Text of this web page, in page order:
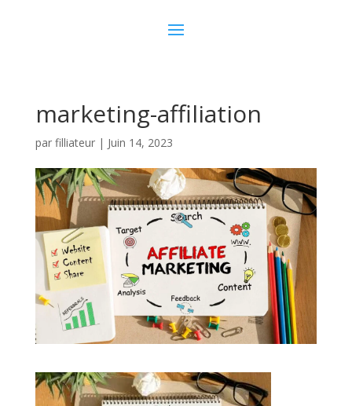
marketing-affiliation
par filliateur| Juin 14, 2023